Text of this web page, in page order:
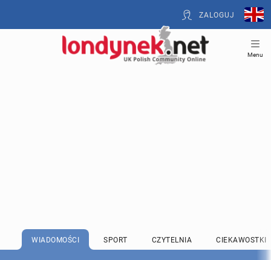
ZALOGUJ
Menu
WIADOMOŚCI SPORT CZYTELNIA CIEKAWOSTKI